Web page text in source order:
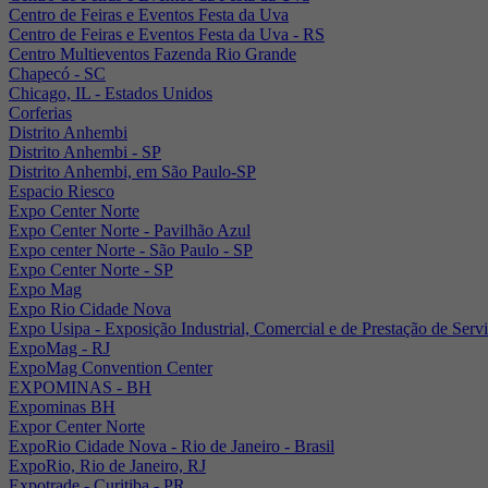
Centro de Feiras e Eventos Festa da Uva
Centro de Feiras e Eventos Festa da Uva - RS
Centro Multieventos Fazenda Rio Grande
Chapecó - SC
Chicago, IL - Estados Unidos
Corferias
Distrito Anhembi
Distrito Anhembi - SP
Distrito Anhembi, em São Paulo-SP
Espacio Riesco
Expo Center Norte
Expo Center Norte - Pavilhão Azul
Expo center Norte - São Paulo - SP
Expo Center Norte - SP
Expo Mag
Expo Rio Cidade Nova
Expo Usipa - Exposição Industrial, Comercial e de Prestação de
ExpoMag - RJ
ExpoMag Convention Center
EXPOMINAS - BH
Expominas BH
Expor Center Norte
ExpoRio Cidade Nova - Rio de Janeiro - Brasil
ExpoRio, Rio de Janeiro, RJ